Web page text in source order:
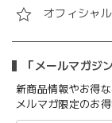
オフィシャ
「メールマガジ
新商品情報やお得
メルマガ限定のお